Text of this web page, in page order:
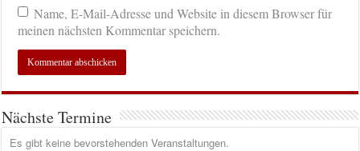
Name, E-Mail-Adresse und Website in diesem Browser für
meinen nächsten Kommentar speichern.
Nächste Termine
Es gibt keine bevorstehenden Veranstaltungen.